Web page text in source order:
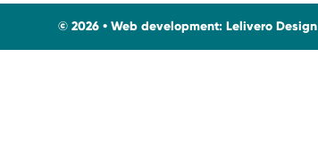
© 2026 • Web development: Lelivero Design